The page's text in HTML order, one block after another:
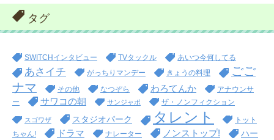
タグ
SWITCHインタビュー TVタックル あいつ今何してる
あさイチ がっちりマンデー きょうの料理
ごご
ナマ
その他 なつぞら わろてんか
アナウンサ
ー
サワコの朝 サンジャポ ザ・ノンフィクション
スゴワザ スタジオパーク タレント
トット
ちゃん!
ドラマ ナレーター ノンストップ!
ハー